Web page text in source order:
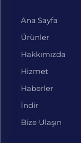
Ana Sayfa
Ürünler
Hakkımızda
Hizmet
Haberler
İndir
Bize Ulaşın